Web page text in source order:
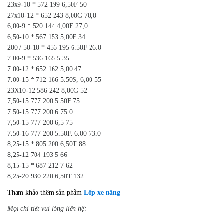
23x9-10 * 572 199 6,50F 50
27x10-12 * 652 243 8,00G 70,0
6,00-9 * 520 144 4,00E 27,0
6,50-10 * 567 153 5,00F 34
200 / 50-10 * 456 195 6.50F 26.0
7.00-9 * 536 165 5 35
7.00-12 * 652 162 5,00 47
7.00-15 * 712 186 5.50S, 6,00 55
23X10-12 586 242 8,00G 52
7,50-15 777 200 5.50F 75
7.50-15 777 200 6 75.0
7,50-15 777 200 6,5 75
7,50-16 777 200 5,50F, 6,00 73,0
8,25-15 * 805 200 6,50T 88
8,25-12 704 193 5 66
8,15-15 * 687 212 7 62
8,25-20 930 220 6,50T 132
Tham khảo thêm sản phẩm Lốp xe nâng
Mọi chi tiết vui lòng liên hệ: